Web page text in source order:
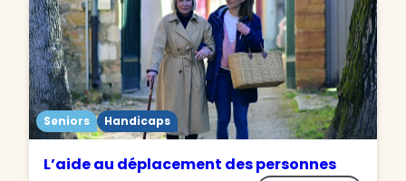
Seniors Handicaps
L’aide au déplacement des personnes